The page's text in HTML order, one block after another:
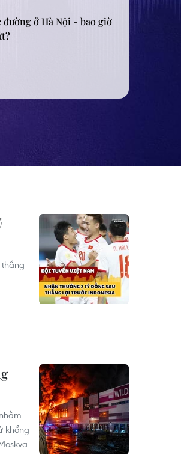
chiến lược
khổng